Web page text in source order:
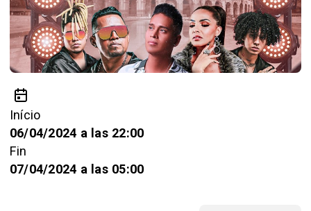
Início
06/04/2024 a las 22:00
Fin
07/04/2024 a las 05:00